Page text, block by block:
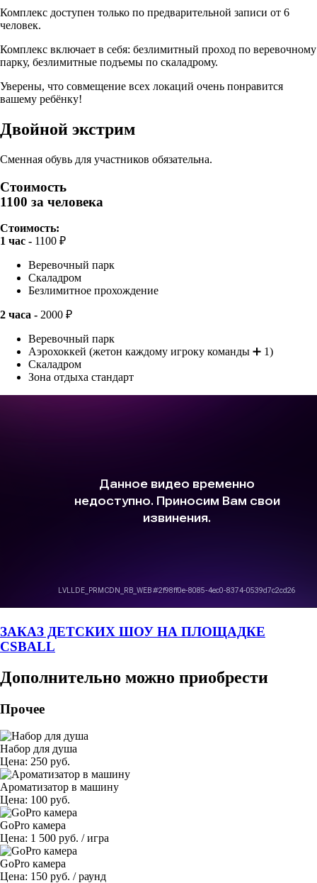
Комплекс доступен только по предварительной записи от 6
человек.
Комплекс включает в себя: безлимитный проход по веревочному
парку, безлимитные подъемы по скаладрому.
Уверены, что совмещение всех локаций очень понравится
вашему ребёнку!
Двойной экстрим
Сменная обувь для участников обязательна.
Стоимость
1100 за человека
Стоимость:
1 час - 1100 ₽
Веревочный парк
Скаладром
Безлимитное прохождение
2 часа - 2000 ₽
Веревочный парк
Аэрохоккей (жетон каждому игроку команды ➕ 1)
Скаладром
Зона отдыха стандарт
ЗАКАЗ ДЕТСКИХ ШОУ НА ПЛОЩАДКЕ
CSBALL
Дополнительно можно приобрести
Прочее
Набор для душа
Цена: 250 руб.
Ароматизатор в машину
Цена: 100 руб.
GoPro камера
Цена: 1 500 руб. /игра
GoPro камера
Цена: 150 руб. /раунд